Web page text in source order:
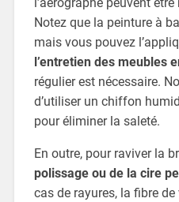
Notez que la peinture à
mais vous pouvez
l’entretien des meubles
régulier est nécessaire.
d’utiliser un chiffon
pour éliminer la saleté.
En outre, pour raviver la
polissage ou de la cire
cas de rayures, la fibre